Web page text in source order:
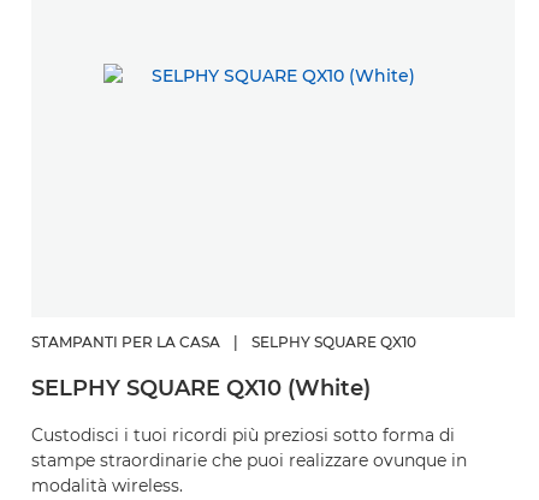
STAMPANTI PER LA CASA SELPHY SQUARE QX10
SELPHY SQUARE QX10 (White)
Custodisci i tuoi ricordi più preziosi sotto forma di
stampe straordinarie che puoi realizzare ovunque in
modalità wireless.